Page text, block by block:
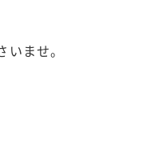
いませ。